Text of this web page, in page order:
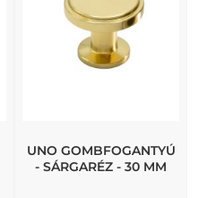
UNO GOMBFOGANTYÚ
- SÁRGARÉZ - 30 MM